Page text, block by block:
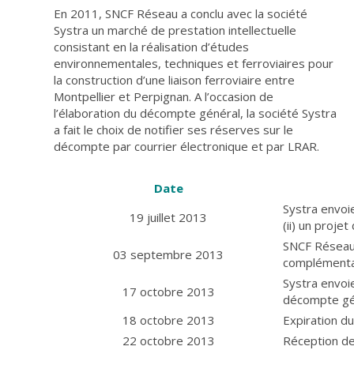
En 2011, SNCF Réseau a conclu avec la société
Systra un marché de prestation intellectuelle
consistant en la réalisation d’études
environnementales, techniques et ferroviaires pour
la construction d’une liaison ferroviaire entre
Montpellier et Perpignan. A l’occasion de
l’élaboration du décompte général, la société Systra
a fait le choix de notifier ses réserves sur le
décompte par courrier électronique et par LRAR.
Date
19 juillet 2013
Systra
(ii) un projet
03 septembre 2013
SNCF
17 octobre 2013
Systra
décompte
18 octobre 2013
Expiration
22 octobre 2013
Réception